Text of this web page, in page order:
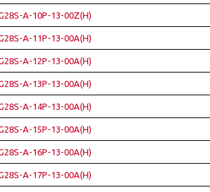
A-10P-13-00Z(H)
A-11P-13-00A(H)
A-12P-13-00A(H)
A-13P-13-00A(H)
A-14P-13-00A(H)
A-15P-13-00A(H)
A-16P-13-00A(H)
A-17P-13-00A(H)